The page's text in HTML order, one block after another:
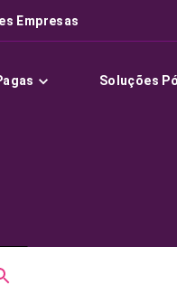
Empresas
Soluções